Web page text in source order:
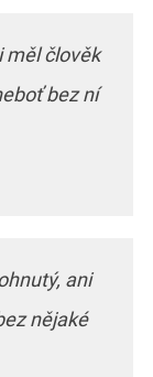
měl člověk
bez ní
ani
nějaké